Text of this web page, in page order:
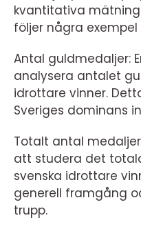
kvantitativa
följer några
Antal guldmedaljer:
analysera antalet
idrottare vinner.
Sveriges dominans
Totalt antal
att studera det
svenska idrottare
generell framgång
trupp.